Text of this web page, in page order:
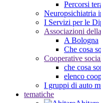
Percorsi
Neuropsichiatria
I Servizi per le
Associazioni
A Bologna
Che cosa
Cooperative
che cosa
elenco
I gruppi di auto
tematiche